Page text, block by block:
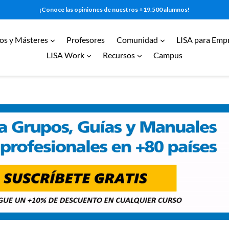
¡Conoce las opiniones de nuestros +19.500 alumnos!
y Másteres expandir
Profesores Comunidad expandir
LISA para
LISA Work
expandir
Recursos expandir
Campus